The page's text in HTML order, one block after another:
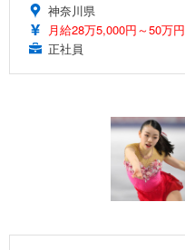
神奈川県
月給28万5,000円～50万円
正社員